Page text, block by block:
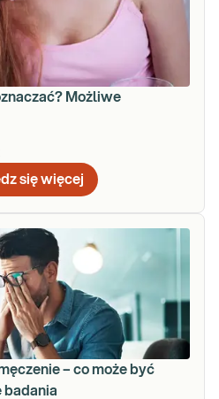
Możliwe
się więcej
– co może być
badania